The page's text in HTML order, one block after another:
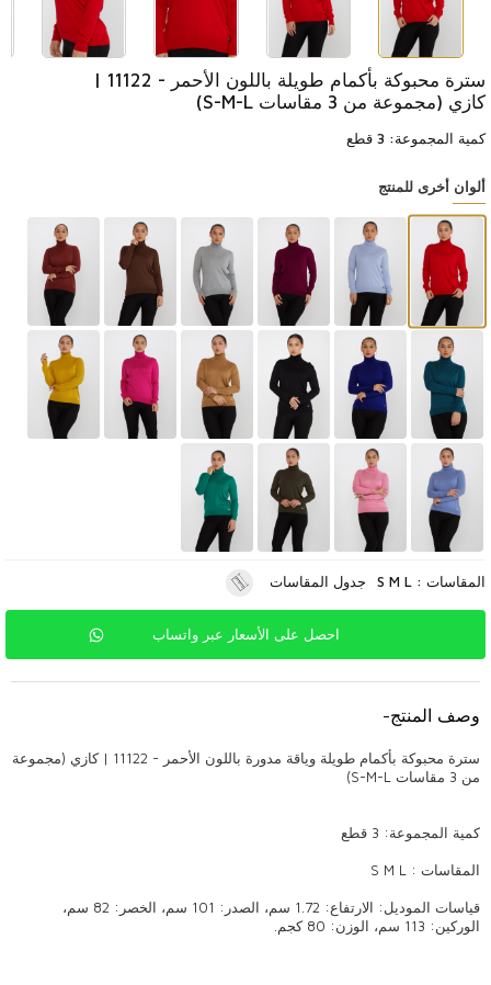
سترة محبوكة بأكمام طويلة باللون الأحمر - 11122 |
كازي (مجموعة من 3 مقاسات S-M-L)
كمية المجموعة: 3 قطع
ألوان أخرى للمنتج
المقاسات : S M L جدول المقاسات
احصل على الأسعار عبر واتساب
وصف المنتج-
سترة محبوكة بأكمام طويلة وياقة مدورة باللون الأحمر - 11122 | كازي (مجموعة
من 3 مقاسات S-M-L)
كمية المجموعة: 3 قطع
المقاسات : S M L
قياسات الموديل: الارتفاع: 1.72 سم، الصدر: 101 سم، الخصر: 82 سم،
الوركين: 113 سم، الوزن: 80 كجم.